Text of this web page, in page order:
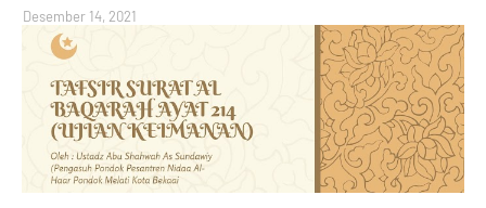
Desember 14, 2021